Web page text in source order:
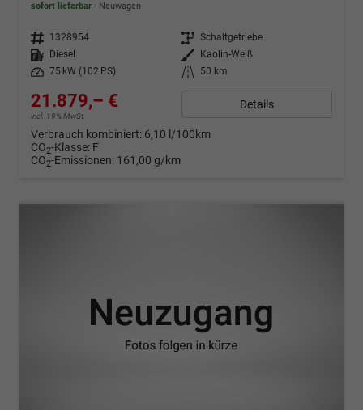
sofort lieferbar Neuwagen
Fahrzeugnr. 1328954 Getriebe Schaltgetriebe
Kraftstoff
Diesel Außenfarbe
Kaolin-Weiß
Leistung
75 kW (102 PS) Kilometerstand 50 km
21.879,– €
incl. 19% MwSt.
Details
Verbrauch kombiniert: 6,10 l/100km
CO2-Klasse: F
CO2-Emissionen: 161,00 g/km